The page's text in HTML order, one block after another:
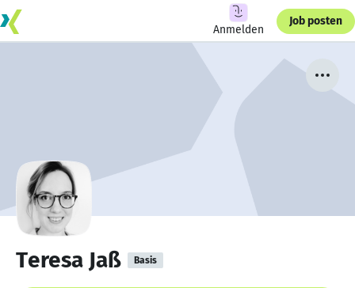
Anmelden
Job posten
Teresa Jaß Basis